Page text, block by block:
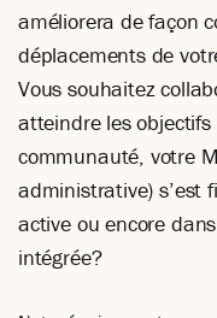
améliorera de façon
déplacements de
Vous souhaitez
atteindre les
communauté, votre
administrative) s’est
active ou encore
intégrée?